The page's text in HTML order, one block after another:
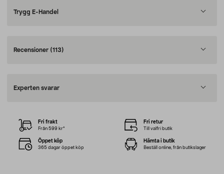
Trygg E-Handel
Recensioner (113)
Experten svarar
Fri frakt
Från 599 kr*
Fri retur
Till valfri butik
Öppet köp
365 dagar öppet köp
Hämta i butik
Beställ online, från butikslager